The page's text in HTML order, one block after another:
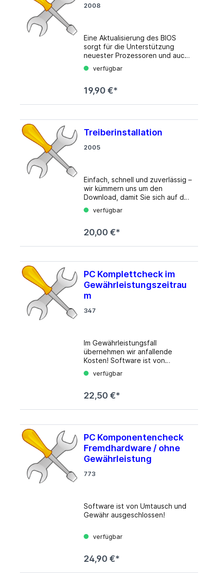
2008
Eine Aktualisierung des BIOS
sorgt für die Unterstützung
neuester Prozessoren und auch
die Behebung etwaiger
vorhandener Fehler sowie die
Funktionen. Unsere Techniker
Betrieb Ihrer neuen Plattform.
nehmen zu können, legen Sie
den Service bequem mit hinzu.
verfügbar
19,90 €*
Treiberinstallation
2005
Einfach, schnell und zuverlässig –
wir kümmern uns um den
Download, damit Sie sich auf das
Wesentliche konzentrieren
können.
verfügbar
20,00 €*
PC Komplettcheck im
Gewährleistungszeitrau
m
347
Im Gewährleistungsfall
übernehmen wir anfallende
Kosten! Software ist von
Umtausch und Gewähr
ausgeschlossen! ACHTUNG! Für
übernommen! Ist kein
Gewährleistungszeitraum)
verfügbar
22,50 €*
PC Komponentencheck
Fremdhardware / ohne
Gewährleistung
773
Software ist von Umtausch und
Gewähr ausgeschlossen!
verfügbar
24,90 €*